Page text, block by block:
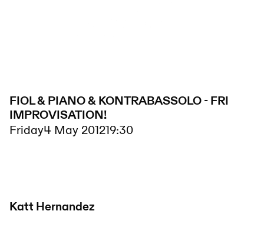
FIOL & PIANO & KONTRABASSOLO - FRI
IMPROVISATION!
Friday4 May 201219:30
Katt Hernandez